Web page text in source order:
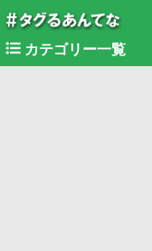
カテゴリー一覧